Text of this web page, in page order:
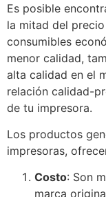
Es posible
la mitad del
consumibles
menor calidad,
alta calidad en el
relación calidad-
de tu impresora.
Los productos
impresoras,
Costo: Son
marca